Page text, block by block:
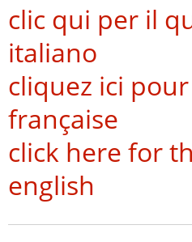
clic qui per il
italiano
cliquez ici
française
click here for
english